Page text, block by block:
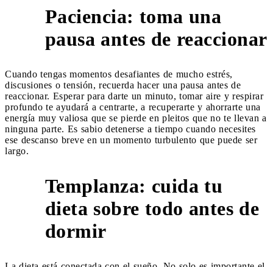
Paciencia: toma una
pausa antes de reaccionar
Cuando tengas momentos desafiantes de mucho estrés,
discusiones o tensión, recuerda hacer una pausa antes de
reaccionar. Esperar para darte un minuto, tomar aire y respirar
profundo te ayudará a centrarte, a recuperarte y ahorrarte una
energía muy valiosa que se pierde en pleitos que no te llevan a
ninguna parte. Es sabio detenerse a tiempo cuando necesites
ese descanso breve en un momento turbulento que puede ser
largo.
Templanza: cuida tu
dieta sobre todo antes de
dormir